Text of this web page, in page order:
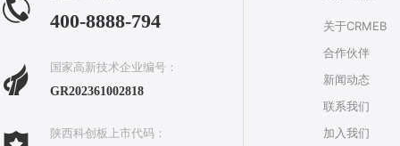
400-8888-794
国家高新技术企业编号：
GR202361002818
陕西科创板上市代码：
关于CRMEB
合作伙伴
新闻动态
联系我们
加入我们